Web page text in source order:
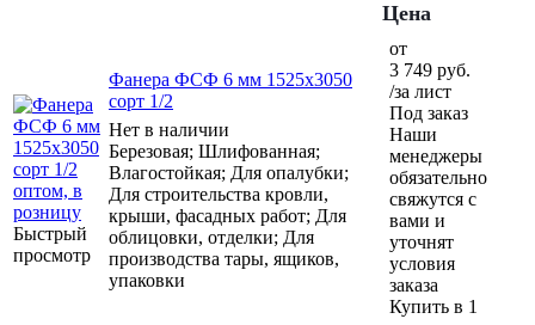
Быстрый
просмотр
Фанера ФСФ 6 мм 1525х3050
сорт 1/2
Нет в наличии
Березовая; Шлифованная;
Влагостойкая; Для опалубки;
Для строительства кровли,
крыши, фасадных работ; Для
облицовки, отделки; Для
производства тары, ящиков,
упаковки
Цена
от
3 749 руб.
/за лист
Под заказ
Наши
менеджеры
обязательно
свяжутся с
вами и
уточнят
условия
заказа
Купить в 1